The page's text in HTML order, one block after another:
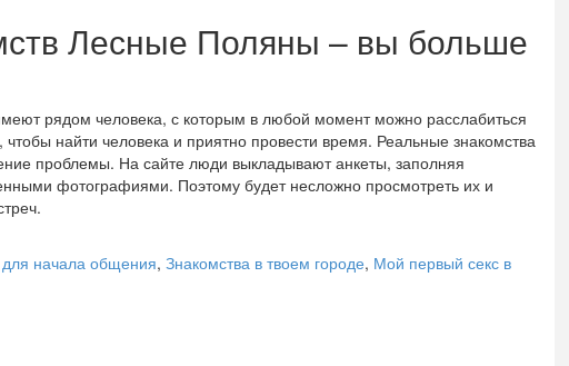
Лесные Поляны – вы больше
рядом человека, с которым в любой момент можно расслабиться
найти человека и приятно провести время. Реальные знакомства
проблемы. На сайте люди выкладывают анкеты, заполняя
фотографиями. Поэтому будет несложно просмотреть их и
для начала общения, Знакомства в твоем городе, Мой первый секс в